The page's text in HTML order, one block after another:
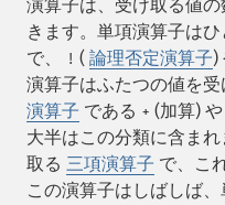
演算子は、受け取る値
きます。単項演算子は
で、
! ( 論理否定演算子)
演算子はふたつの値を
演算子 である + (加算) や
大半はこの分類に含ま
取る 三項演算子 で、こ
この演算子はしばしば